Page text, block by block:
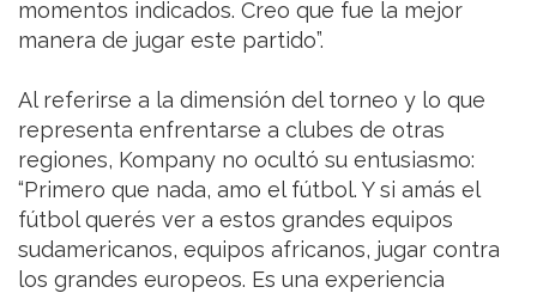
momentos indicados. Creo que fue la mejor
manera de jugar este partido”.
Al referirse a la dimensión del torneo y lo que
representa enfrentarse a clubes de otras
regiones, Kompany no ocultó su entusiasmo:
“Primero que nada, amo el fútbol. Y si amás el
fútbol querés ver a estos grandes equipos
sudamericanos, equipos africanos, jugar contra
los grandes europeos. Es una experiencia